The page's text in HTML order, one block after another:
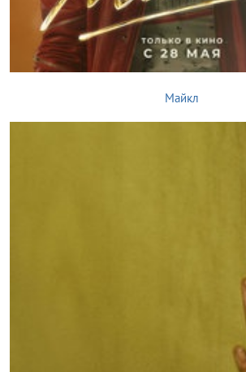
Майкл